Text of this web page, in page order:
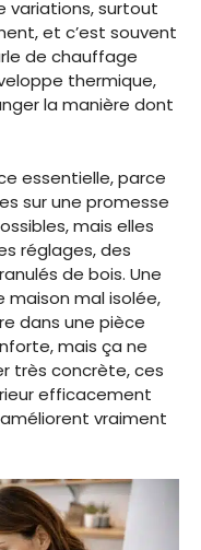
variations, surtout
et c’est souvent
de chauffage
thermique,
la manière dont
essentielle, parce
sur une promesse
mais elles
réglages, des
de bois. Une
mal isolée,
dans une pièce
mais ça ne
très concrète, ces
efficacement
vraiment